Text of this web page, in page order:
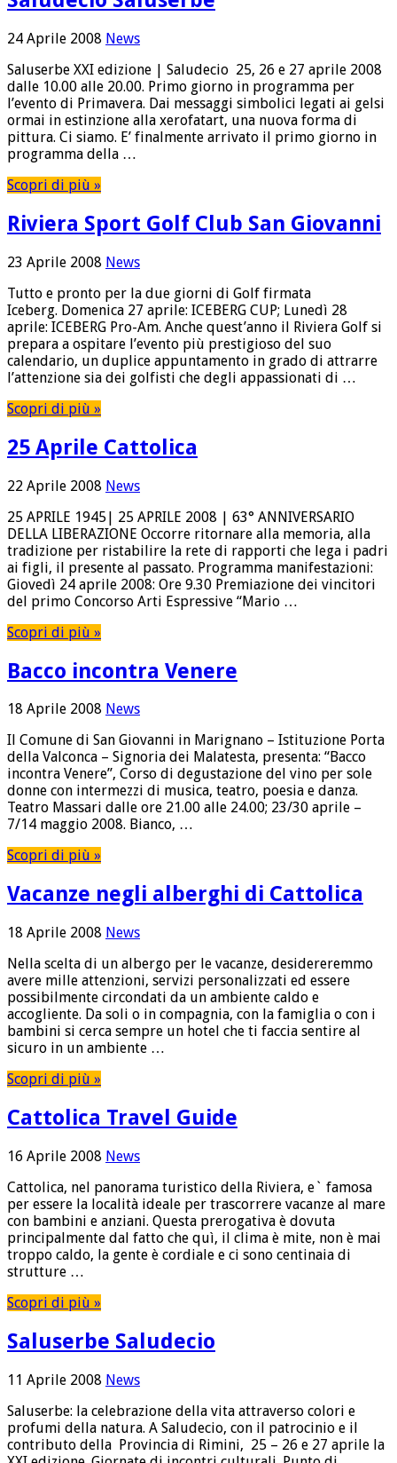
24 Aprile 2008 News
Saluserbe XXI edizione | Saludecio 25, 26 e 27 aprile 2008
dalle 10.00 alle 20.00. Primo giorno in programma per
l’evento di Primavera. Dai messaggi simbolici legati ai gelsi
ormai in estinzione alla xerofatart, una nuova forma di
pittura. Ci siamo. E’ finalmente arrivato il primo giorno in
programma della …
Scopri di più »
Riviera Sport Golf Club San Giovanni
23 Aprile 2008 News
Tutto e pronto per la due giorni di Golf firmata
Iceberg. Domenica 27 aprile: ICEBERG CUP; Lunedì 28
aprile: ICEBERG Pro-Am. Anche quest’anno il Riviera Golf si
prepara a ospitare l’evento più prestigioso del suo
calendario, un duplice appuntamento in grado di attrarre
l’attenzione sia dei golfisti che degli appassionati di …
Scopri di più »
25 Aprile Cattolica
22 Aprile 2008 News
25 APRILE 1945| 25 APRILE 2008 | 63° ANNIVERSARIO
DELLA LIBERAZIONE Occorre ritornare alla memoria, alla
tradizione per ristabilire la rete di rapporti che lega i padri
ai figli, il presente al passato. Programma manifestazioni:
Giovedì 24 aprile 2008: Ore 9.30 Premiazione dei vincitori
del primo Concorso Arti Espressive “Mario …
Scopri di più »
Bacco incontra Venere
18 Aprile 2008 News
Il Comune di San Giovanni in Marignano – Istituzione Porta
della Valconca – Signoria dei Malatesta, presenta: “Bacco
incontra Venere”, Corso di degustazione del vino per sole
donne con intermezzi di musica, teatro, poesia e danza.
Teatro Massari dalle ore 21.00 alle 24.00; 23/30 aprile –
7/14 maggio 2008. Bianco, …
Scopri di più »
Vacanze negli alberghi di Cattolica
18 Aprile 2008 News
Nella scelta di un albergo per le vacanze, desidereremmo
avere mille attenzioni, servizi personalizzati ed essere
possibilmente circondati da un ambiente caldo e
accogliente. Da soli o in compagnia, con la famiglia o con i
bambini si cerca sempre un hotel che ti faccia sentire al
sicuro in un ambiente …
Scopri di più »
Cattolica Travel Guide
16 Aprile 2008 News
Cattolica, nel panorama turistico della Riviera, e` famosa
per essere la località ideale per trascorrere vacanze al mare
con bambini e anziani. Questa prerogativa è dovuta
principalmente dal fatto che quì, il clima è mite, non è mai
troppo caldo, la gente è cordiale e ci sono centinaia di
strutture …
Scopri di più »
Saluserbe Saludecio
11 Aprile 2008 News
Saluserbe: la celebrazione della vita attraverso colori e
profumi della natura. A Saludecio, con il patrocinio e il
contributo della Provincia di Rimini, 25 – 26 e 27 aprile la